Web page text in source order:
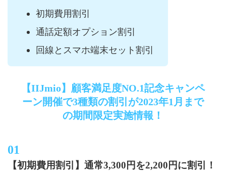
初期費用割引
通話定額オプション割引
回線とスマホ端末セット割引
【IIJmio】顧客満足度NO.1記念キャンペ
ーン開催で3種類の割引が2023年1月まで
の期間限定実施情報！
【初期費用割引】通常3,300円を2,200円に割引！